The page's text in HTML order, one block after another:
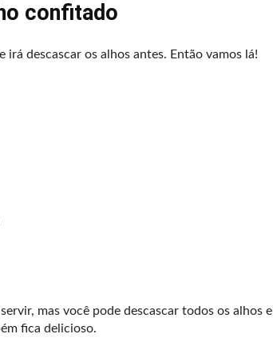
confitado
descascar os alhos antes. Então vamos lá!
mas você pode descascar todos os alhos e
fica delicioso.